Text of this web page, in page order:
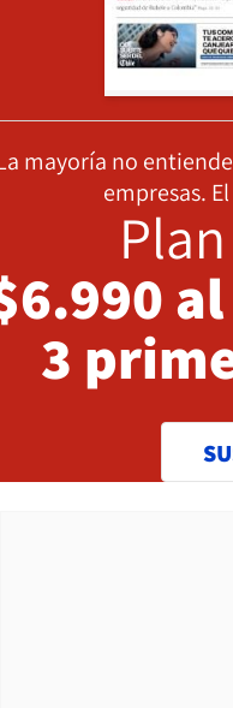
mayoría no
empresas.
3